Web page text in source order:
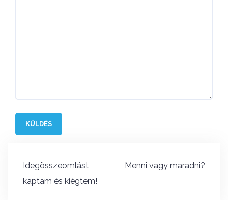
Bejegyzés
navigáció
Idegösszeomlást
kaptam és kiégtem!
Menni vagy maradni?